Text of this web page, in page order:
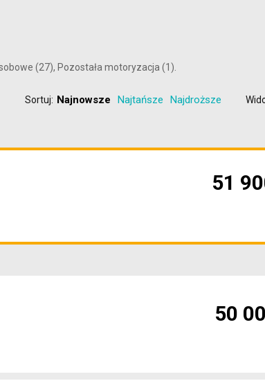
(27), Pozostała motoryzacja (1).
Sortuj: Najnowsze Najtańsze Najdroższe
51
50